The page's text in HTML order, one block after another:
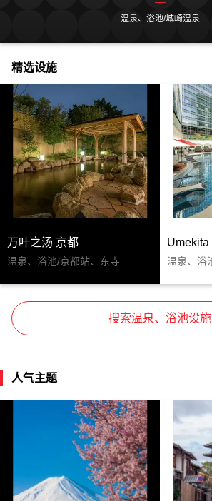
温泉、浴池/城崎温泉
精选设施
万叶之汤 京都
温泉、浴池/京都站、东寺
搜索温泉、浴池设施
人气主题